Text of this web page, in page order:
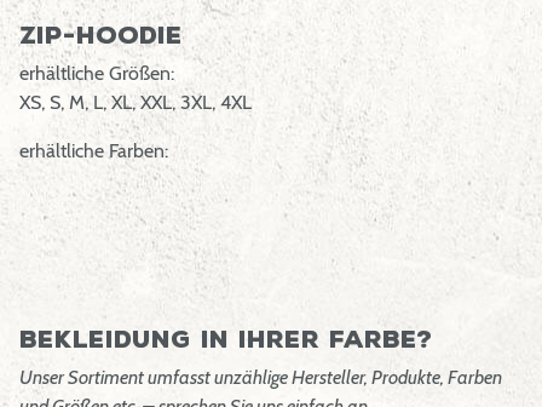
Zip-Hoodie
erhältliche Größen:
XS, S, M, L, XL, XXL, 3XL, 4XL
erhältliche Farben:
Bekleidung in Ihrer Farbe?
Unser Sortiment umfasst unzählige Hersteller, Produkte, Farben